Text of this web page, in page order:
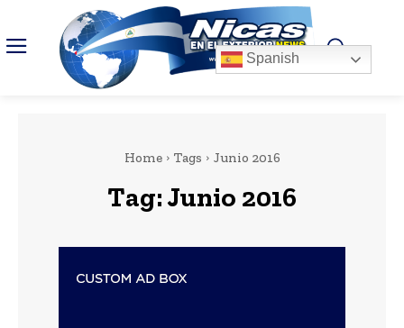
Home Tags Junio 2016
Tag:Junio 2016
Spanish